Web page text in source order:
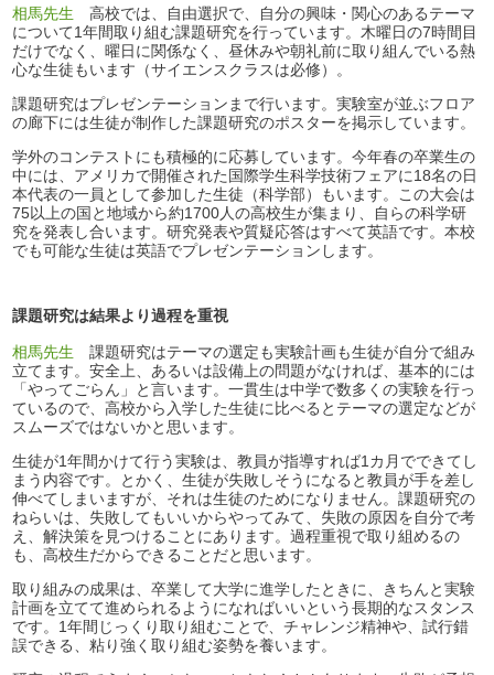
相馬先生 高校では、自由選択で、自分の興味・関心のあるテーマ
について1年間取り組む課題研究を行っています。木曜日の7時間目
だけでなく、曜日に関係なく、昼休みや朝礼前に取り組んでいる熱
心な生徒もいます（サイエンスクラスは必修）。
課題研究はプレゼンテーションまで行います。実験室が並ぶフロア
の廊下には生徒が制作した課題研究のポスターを掲示しています。
学外のコンテストにも積極的に応募しています。今年春の卒業生の
中には、アメリカで開催された国際学生科学技術フェアに18名の日
本代表の一員として参加した生徒（科学部）もいます。この大会は
75以上の国と地域から約1700人の高校生が集まり、自らの科学研
究を発表し合います。研究発表や質疑応答はすべて英語です。本校
でも可能な生徒は英語でプレゼンテーションします。
課題研究は結果より過程を重視
相馬先生 課題研究はテーマの選定も実験計画も生徒が自分で組み
立てます。安全上、あるいは設備上の問題がなければ、基本的には
「やってごらん」と言います。一貫生は中学で数多くの実験を行っ
ているので、高校から入学した生徒に比べるとテーマの選定などが
スムーズではないかと思います。
生徒が1年間かけて行う実験は、教員が指導すれば1カ月でできてし
まう内容です。とかく、生徒が失敗しそうになると教員が手を差し
伸べてしまいますが、それは生徒のためになりません。課題研究の
ねらいは、失敗してもいいからやってみて、失敗の原因を自分で考
え、解決策を見つけることにあります。過程重視で取り組めるの
も、高校生だからできることだと思います。
取り組みの成果は、卒業して大学に進学したときに、きちんと実験
計画を立てて進められるようになればいいという長期的なスタンス
です。1年間じっくり取り組むことで、チャレンジ精神や、試行錯
誤できる、粘り強く取り組む姿勢を養います。